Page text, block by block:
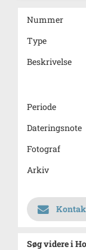
Nummer
Type
Beskrivelse
Periode
Dateringsnote
Fotograf
Arkiv
Søg videre i